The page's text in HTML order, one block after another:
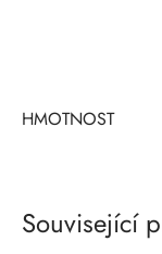
HMOTNOST
Související